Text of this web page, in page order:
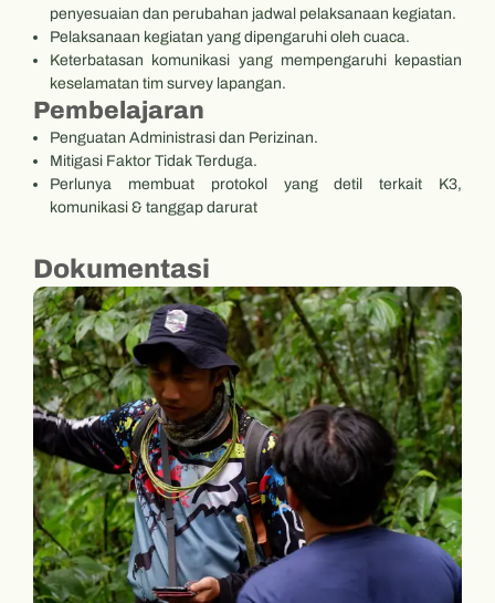
penyesuaian dan perubahan jadwal pelaksanaan kegiatan.
Pelaksanaan kegiatan yang dipengaruhi oleh cuaca.
Keterbatasan komunikasi yang mempengaruhi kepastian
keselamatan tim survey lapangan.
Pembelajaran
Penguatan Administrasi dan Perizinan.
Mitigasi Faktor Tidak Terduga.
Perlunya membuat protokol yang detil terkait K3,
komunikasi & tanggap darurat
Dokumentasi